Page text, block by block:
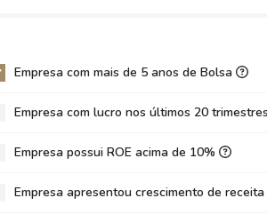
P/Ativo
0,02
Giro de Ativos
ROE
-
Empresa com mais de 5 anos de Bolsa
Empresa com lucro nos últimos 20
Empresa possui ROE acima de 10%
Empresa apresentou crescimento de